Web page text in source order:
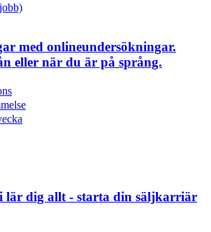
med onlineundersökningar.
eller när du är på språng.
lär dig allt - starta din säljkarriär